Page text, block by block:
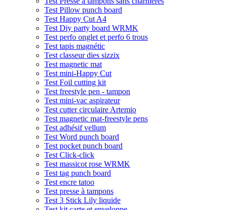
Test Pillow punch board
Test Happy Cut A4
Test Diy party board WRMK
Test perfo onglet et perfo 6 trous
Test tapis magnétic
Test classeur dies sizzix
Test magnetic mat
Test mini-Happy Cut
Test Foil cutting kit
Test freestyle pen - tampon
Test mini-vac aspirateur
Test cutter circulaire Artemio
Test magnetic mat-freestyle pens
Test adhésif vellum
Test Word punch board
Test pocket punch board
Test Click-click
Test massicot rose WRMK
Test tag punch board
Test encre tatoo
Test presse à tampons
Test 3 Stick Lily liquide